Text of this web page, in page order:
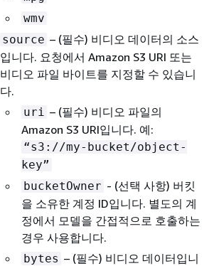
wmv
source – (필수) 비디오 데이터의 소스
입니다. 요청에서 Amazon S3 URI 또는
비디오 파일 바이트를 지정할 수 있습니
다.
uri – (필수) 비디오 파일의
Amazon S3 URI입니다. 예:
“s3://my-bucket/object-
key”
bucketOwner - (선택 사항) 버킷
을 소유한 계정 ID입니다. 별도의 계
정에서 모델을 간접적으로 호출하는
경우 사용합니다.
bytes – (필수) 비디오 데이터입니